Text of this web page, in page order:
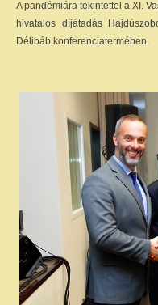
A pandémiára tekintettel a XI.
hivatalos díjátadás
Délibáb konferenciatermében.